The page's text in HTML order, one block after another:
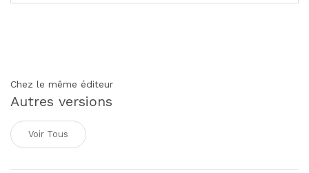
Chez le même éditeur
Autres versions
Voir Tous